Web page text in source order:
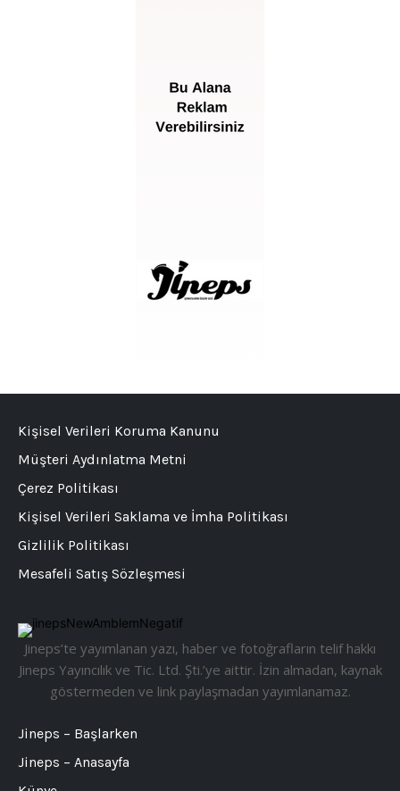
Jineps’te yayımlanan yazı, haber ve fotoğrafların telif hakkı
Jineps Yayıncılık ve Tic. Ltd. Şti.’ye aittir. İzin almadan, kaynak
göstermeden ve link paylaşmadan yayımlanamaz.
Jineps – Başlarken
Jineps – Anasayfa
Kişisel Verileri Koruma Kanunu
Müşteri Aydınlatma Metni
Çerez Politikası
Kişisel Verileri Saklama ve İmha Politikası
Gizlilik Politikası
Mesafeli Satış Sözleşmesi